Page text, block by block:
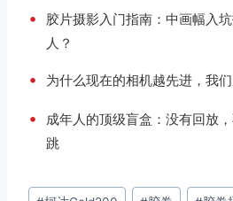
•
胶片摄影入门指南：中画幅入
人？
• 为什么现在的相机越先进，我
•
成年人的顶级盲盒：没有回放
跳
文